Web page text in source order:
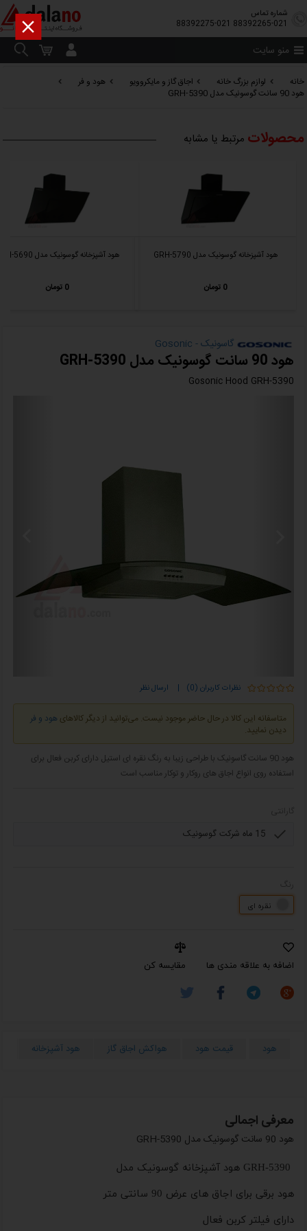
شماره تماس
88392265-021
88392275-021
منو سایت
خانه لوازم بزرگ خانه اجاق گاز و مایکروویو
هود و فر
هود 90 سانت گوسونیک مدل GRH-5390
محصولات مرتبط یا مشابه
هود آشپزخانه گوسونیک مدل GRH-5790
0 تومان
هود آشپزخانه گوسونیک مدل GRH-5690
0 تومان
گاسونیک - Gosonic
هود 90 سانت گوسونیک مدل GRH-5390
Gosonic Hood GRH-5390
نظرات کاربران (0) | ارسال نظر
متاسفانه این کالا در حال حاضر موجود نیست. می‌توانید از دیگر کالاهای هود و فر
دیدن نمایید.
هود 90 سانت گاسونیک با طراحی زیبا به رنگ نقره ای استیل دارای کربن فعال برای
استفاده روی انواع اجاق های روکار و توکار مناسب است
نقره ای
اضافه به علاقه مندی ها مقایسه کن
هود قیمت هود هواکش اجاق گاز هود آشپزخانه
معرفی اجمالی
هود 90 سانت گوسونیک مدل GRH-5390
هود برقی برای اجاق های عرض 90 سانتی متر
دارای فیلتر کربن فعال
